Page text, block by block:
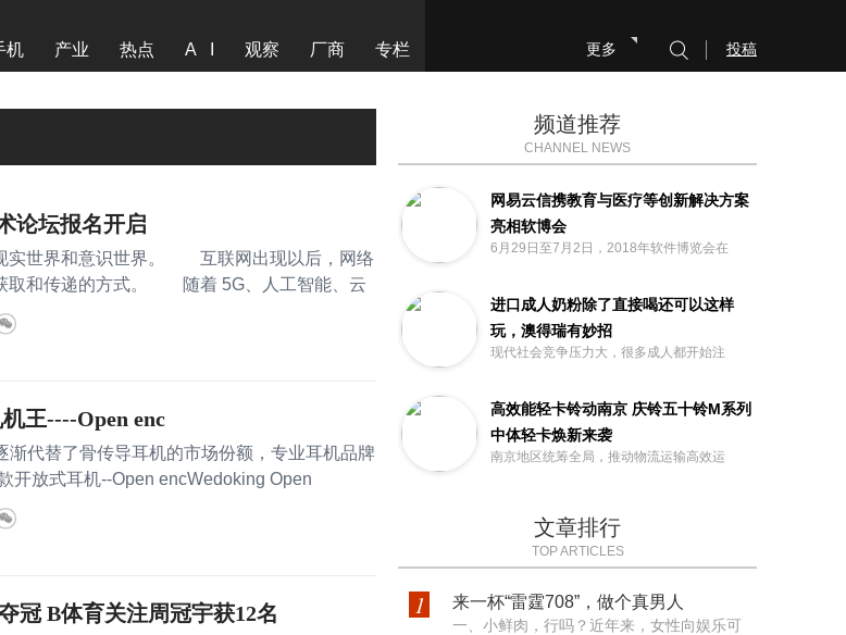
机 产业 热点 A I 观察 厂商 专栏 更多 投稿
论坛报名开启
世界和意识世界。 互联网出现以后，网络
取和传递的方式。 随着 5G、人工智能、云
王----Open enc
代替了骨传导耳机的市场份额，专业耳机品牌
开放式耳机--Open encWedoking Open
冠 B体育关注周冠宇获12名
频道推荐
CHANNEL NEWS
网易云信携教育与医疗等创新解决方案
亮相软博会
6月29日至7月2日，2018年软件博览会在
进口成人奶粉除了直接喝还可以这样
玩，澳得瑞有妙招
现代社会竞争压力大，很多成人都开始注
高效能轻卡铃动南京 庆铃五十铃M系列
中体轻卡焕新来袭
南京地区统筹全局，推动物流运输高效运
文章排行
TOP ARTICLES
1 来一杯“雷霆708”，做个真男人
一、小鲜肉，行吗？近年来，女性向娱乐可